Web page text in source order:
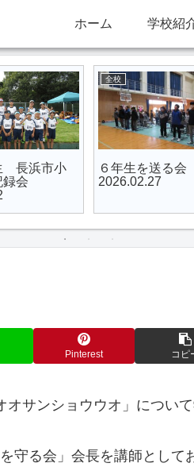
ホーム 学校紹
が抜けな
いよ
水）
全校
着任式･始業式･
式 2026.04.08
Pinterest コピ
サンショウウオ」につい
守る会」会長を講師として